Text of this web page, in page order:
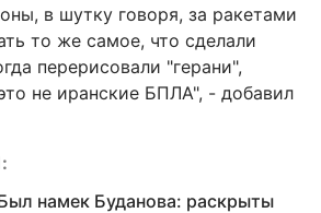
в шутку говоря, за ракетами
то же самое, что сделали
перерисовали "герани",
не иранские БПЛА", - добавил
намек Буданова: раскрыты